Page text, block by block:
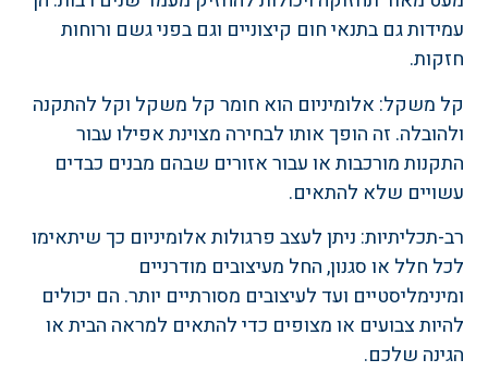
עמידות גם בתנאי חום קיצוניים וגם בפני גשם ורוחות
חזקות.
קל משקל: אלומיניום הוא חומר קל משקל וקל להתקנה
ולהובלה. זה הופך אותו לבחירה מצוינת אפילו עבור
התקנות מורכבות או עבור אזורים שבהם מבנים כבדים
עשויים שלא להתאים.
רב-תכליתיות: ניתן לעצב פרגולות אלומיניום כך שיתאימו
לכל חלל או סגנון, החל מעיצובים מודרניים
ומינימליסטיים ועד לעיצובים מסורתיים יותר. הם יכולים
להיות צבועים או מצופים כדי להתאים למראה הבית או
הגינה שלכם.